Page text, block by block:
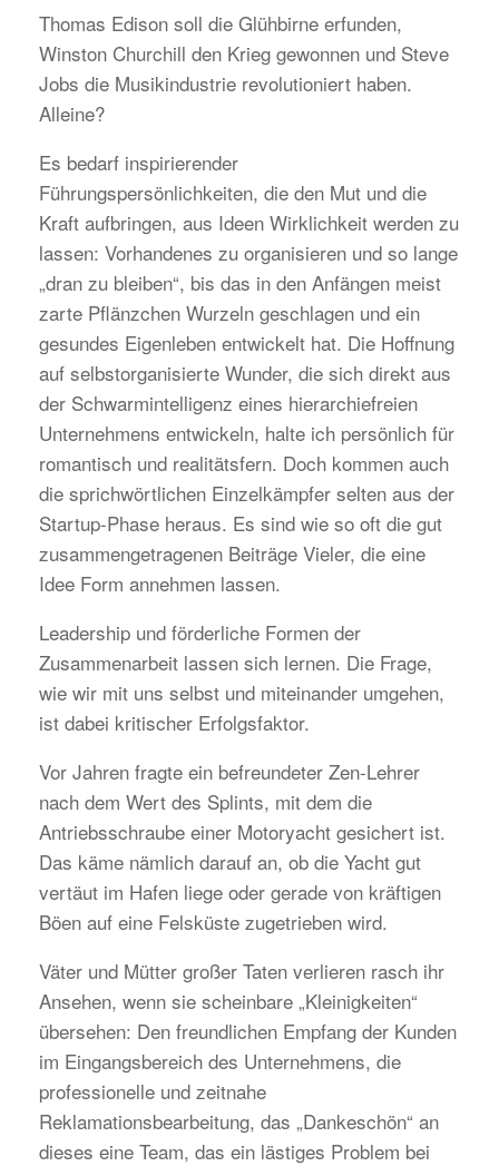
Thomas Edison soll die Glühbirne erfunden,
Winston Churchill den Krieg gewonnen und Steve
Jobs die Musikindustrie revolutioniert haben.
Alleine?
Es bedarf inspirierender
Führungspersönlichkeiten, die den Mut und die
Kraft aufbringen, aus Ideen Wirklichkeit werden zu
lassen: Vorhandenes zu organisieren und so lange
„dran zu bleiben“, bis das in den Anfängen meist
zarte Pflänzchen Wurzeln geschlagen und ein
gesundes Eigenleben entwickelt hat. Die Hoffnung
auf selbstorganisierte Wunder, die sich direkt aus
der Schwarmintelligenz eines hierarchiefreien
Unternehmens entwickeln, halte ich persönlich für
romantisch und realitätsfern. Doch kommen auch
die sprichwörtlichen Einzelkämpfer selten aus der
Startup-Phase heraus. Es sind wie so oft die gut
zusammengetragenen Beiträge Vieler, die eine
Idee Form annehmen lassen.
Leadership und förderliche Formen der
Zusammenarbeit lassen sich lernen. Die Frage,
wie wir mit uns selbst und miteinander umgehen,
ist dabei kritischer Erfolgsfaktor.
Vor Jahren fragte ein befreundeter Zen-Lehrer
nach dem Wert des Splints, mit dem die
Antriebsschraube einer Motoryacht gesichert ist.
Das käme nämlich darauf an, ob die Yacht gut
vertäut im Hafen liege oder gerade von kräftigen
Böen auf eine Felsküste zugetrieben wird.
Väter und Mütter großer Taten verlieren rasch ihr
Ansehen, wenn sie scheinbare „Kleinigkeiten“
übersehen: Den freundlichen Empfang der Kunden
im Eingangsbereich des Unternehmens, die
professionelle und zeitnahe
Reklamationsbearbeitung, das „Dankeschön“ an
dieses eine Team, das ein lästiges Problem bei